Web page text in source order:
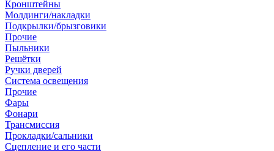
Кронштейны
Молдинги/накладки
Подкрылки/брызговики
Прочие
Пыльники
Решётки
Ручки дверей
Система освещения
Прочие
Фары
Фонари
Трансмиссия
Прокладки/сальники
Сцепление и его части